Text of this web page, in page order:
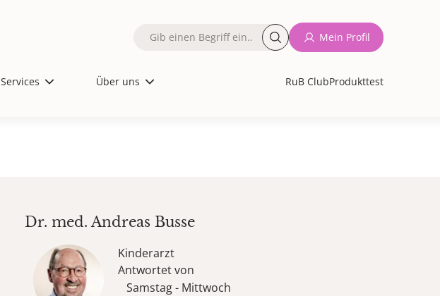
Services Über uns RuB ClubProdukttest
Fulltext
Mein Profil
Dr. med.Andreas Busse
Kinderarzt
Antwortet von
Samstag - Mittwoch